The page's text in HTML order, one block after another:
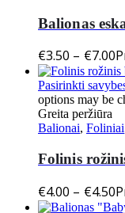
Balionas
€3.50 – €7.00
Pasirinkti
options may be
Greita peržiūra
Balionai, Foliniai
Folinis
€4.00 – €4.50